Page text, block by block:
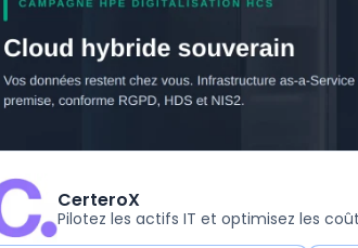
CerteroX
Pilotez les actifs IT et optimisez les